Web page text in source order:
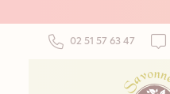
02 51 57 63 47